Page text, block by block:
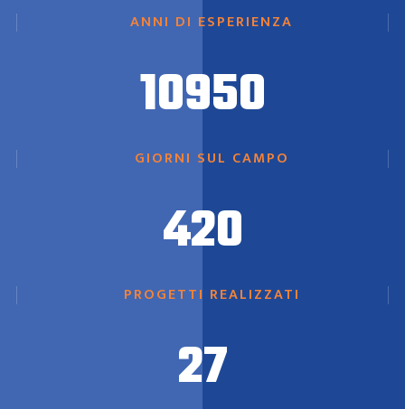
ANNI DI ESPERIENZA
10950
GIORNI SUL CAMPO
420
PROGETTI REALIZZATI
27